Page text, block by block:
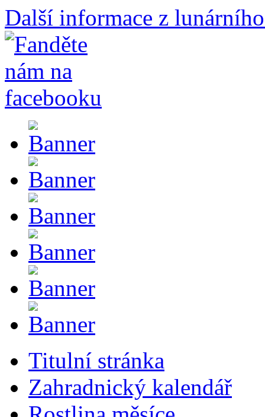
Další informace z
Titulní stránka
Zahradnický kalendář